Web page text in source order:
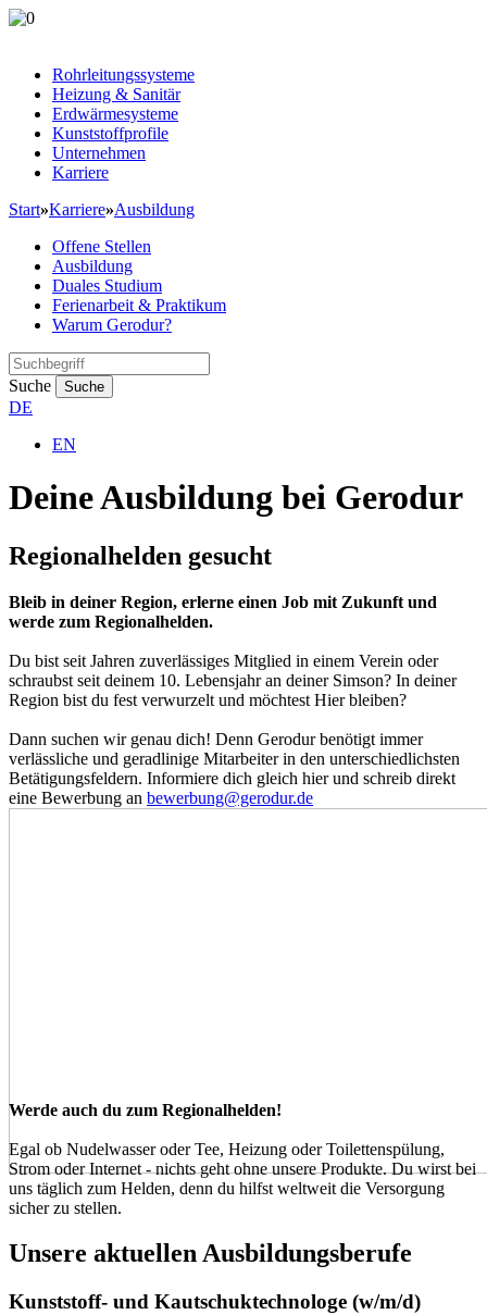
Rohrleitungssysteme
Heizung & Sanitär
Erdwärmesysteme
Kunststoffprofile
Unternehmen
Karriere
Start»Karriere»Ausbildung
Offene Stellen
Ausbildung
Duales Studium
Ferienarbeit & Praktikum
Warum Gerodur?
Suche Suche
DE
EN
Deine Ausbildung bei Gerodur
Regionalhelden gesucht
Bleib in deiner Region, erlerne einen Job mit Zukunft und
werde zum Regionalhelden.
Du bist seit Jahren zuverlässiges Mitglied in einem Verein oder
schraubst seit deinem 10. Lebensjahr an deiner Simson? In deiner
Region bist du fest verwurzelt und möchtest Hier bleiben?
Dann suchen wir genau dich! Denn Gerodur benötigt immer
verlässliche und geradlinige Mitarbeiter in den unterschiedlichsten
Betätigungsfeldern. Informiere dich gleich hier und schreib direkt
eine Bewerbung an bewerbung@gerodur.de
Werde auch du zum Regionalhelden!
Egal ob Nudelwasser oder Tee, Heizung oder Toilettenspülung,
Strom oder Internet - nichts geht ohne unsere Produkte. Du wirst bei
uns täglich zum Helden, denn du hilfst weltweit die Versorgung
sicher zu stellen.
Unsere aktuellen Ausbildungsberufe
Kunststoff- und Kautschuktechnologe (w/­m/­d)